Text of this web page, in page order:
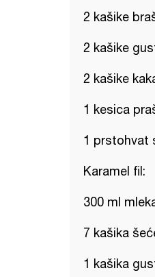
2 kašike
2 kašike
2 kašike
1 kesica
1 prstohvat
Karamel fil:
300 ml
7 kašika
1 kašika